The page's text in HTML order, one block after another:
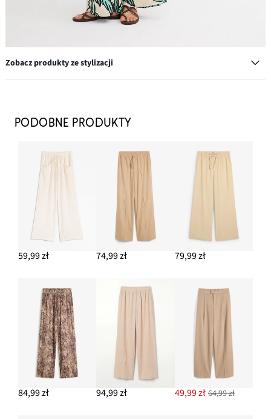
Zobacz produkty ze stylizacji
34,99 zł
Sandały z paseczków
47,99 zł
Przeceniono
54,99 zł
DODAJ DO KOSZYKA
Okulary przeciwsłoneczne
57,99 zł
DODAJ DO KOSZYKA
49,99 zł
DODAJ DO KOSZYKA
PODOBNE PRODUKTY
59,99 zł 74,99 zł 79,99 zł
84,99 zł 94,99 zł 49,99 zł 64,99 zł